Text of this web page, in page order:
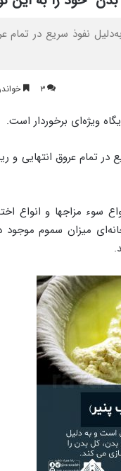
نفوذ سریع در تمام
۳ خواندن
ویژه‌ای برخوردار است.
عروق انتهایی و
سوء مزاجها و انواع
میزان سموم